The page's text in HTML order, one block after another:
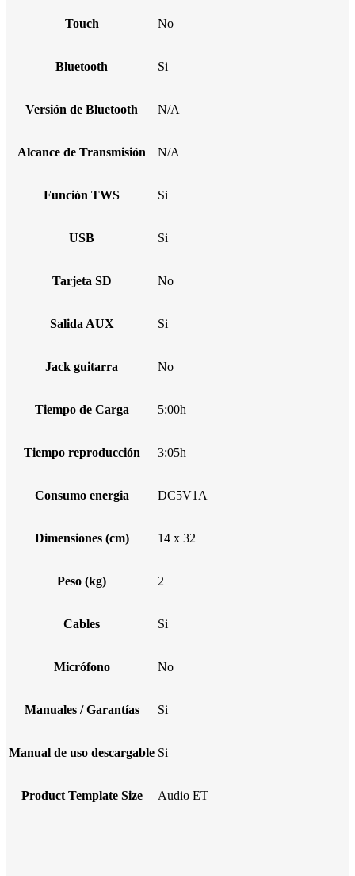
Touch No
Bluetooth Si
Versión de Bluetooth N/A
Alcance de Transmisión N/A
Función TWS Si
USB Si
Tarjeta SD No
Salida AUX Si
Jack guitarra No
Tiempo de Carga 5:00h
Tiempo reproducción 3:05h
Consumo energia DC5V1A
Dimensiones (cm) 14 x 32
Peso (kg) 2
Cables Si
Micrófono No
Manuales / Garantías Si
Manual de uso descargable Si
Product Template Size Audio ET